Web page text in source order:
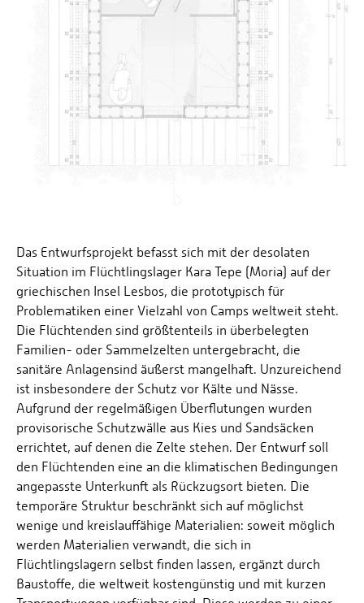
Das Entwurfsprojekt befasst sich mit der desolaten
Situation im Flüchtlingslager Kara Tepe (Moria) auf der
griechischen Insel Lesbos, die prototypisch für
Problematiken einer Vielzahl von Camps weltweit steht.
Die Flüchtenden sind größtenteils in überbelegten
Familien- oder Sammelzelten untergebracht, die
sanitäre Anlagensind äußerst mangelhaft. Unzureichend
ist insbesondere der Schutz vor Kälte und Nässe.
Aufgrund der regelmäßigen Überflutungen wurden
provisorische Schutzwälle aus Kies und Sandsäcken
errichtet, auf denen die Zelte stehen. Der Entwurf soll
den Flüchtenden eine an die klimatischen Bedingungen
angepasste Unterkunft als Rückzugsort bieten. Die
temporäre Struktur beschränkt sich auf möglichst
wenige und kreislauffähige Materialien: soweit möglich
werden Materialien verwandt, die sich in
Flüchtlingslagern selbst finden lassen, ergänzt durch
Baustoffe, die weltweit kostengünstig und mit kurzen